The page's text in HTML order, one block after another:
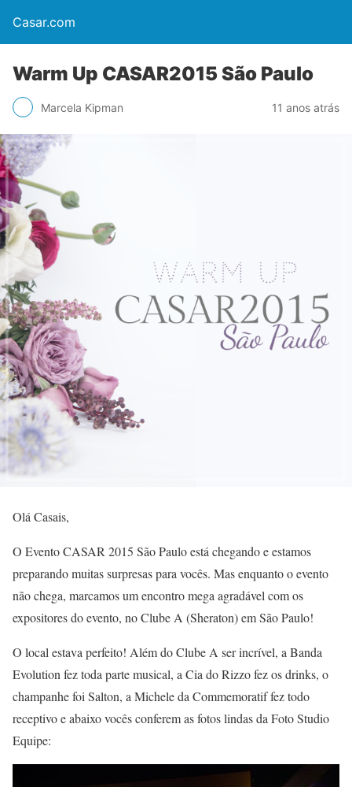
Casar.com
Warm Up CASAR2015 São Paulo
Marcela Kipman 11 anos atrás
Olá Casais,
O Evento CASAR 2015 São Paulo está chegando e estamos
preparando muitas surpresas para vocês. Mas enquanto o evento
não chega, marcamos um encontro mega agradável com os
expositores do evento, no Clube A (Sheraton) em São Paulo!
O local estava perfeito! Além do Clube A ser incrível, a Banda
Evolution fez toda parte musical, a Cia do Rizzo fez os drinks, o
champanhe foi Salton, a Michele da Commemoratif fez todo
receptivo e abaixo vocês conferem as fotos lindas da Foto Studio
Equipe: